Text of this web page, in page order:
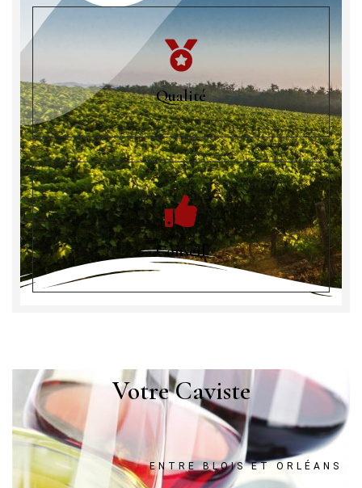
Qualité
Conseil
Votre Caviste
ENTRE BLOIS ET ORLÉANS